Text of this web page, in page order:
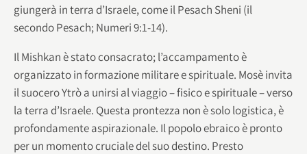
giungerà in terra d’Israele, come il Pesach Sheni (il
secondo Pesach; Numeri 9:1-14).
Il Mishkan è stato consacrato; l’accampamento è
organizzato in formazione militare e spirituale. Mosè invita
il suocero Ytrò a unirsi al viaggio – fisico e spirituale – verso
la terra d’Israele. Questa prontezza non è solo logistica, è
profondamente aspirazionale. Il popolo ebraico è pronto
per un momento cruciale del suo destino. Presto